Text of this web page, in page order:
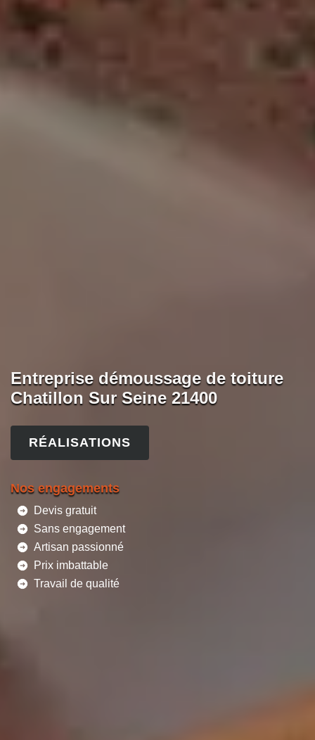
Entreprise démoussage de toiture
Chatillon Sur Seine 21400
RÉALISATIONS
Nos engagements
Devis gratuit
Sans engagement
Artisan passionné
Prix imbattable
Travail de qualité